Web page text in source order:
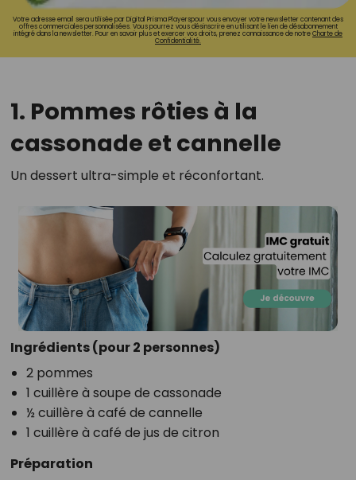
Votre adresse email sera utilisée par Digital Prisma Playerspour vous envoyer votre newsletter contenant des
offres commerciales personnalisées. Vous pourrez vous désinscrire en utilisant le lien de désabonnement
intégré dans la newsletter. Pour en savoir plus et exercer vos droits, prenez connaissance de notreCharte de
Confidentialité.
1. Pommes rôties à la
cassonade et cannelle
Un dessert ultra-simple et réconfortant.
Ingrédients (pour 2 personnes)
2 pommes
1 cuillère à soupe de cassonade
½ cuillère à café de cannelle
1 cuillère à café de jus de citron
Préparation